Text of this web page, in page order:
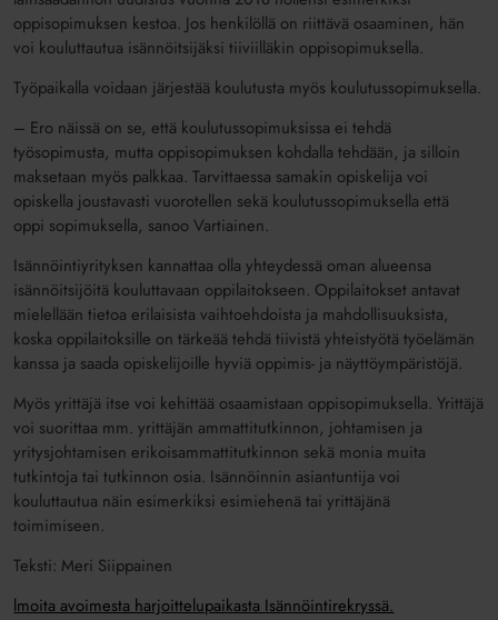
oppisopimuksen kestoa. Jos henkilöllä on riittävä osaaminen, hän
voi kouluttautua isännöitsijäksi tiiviilläkin oppisopimuksella.
Työpaikalla voidaan järjestää koulutusta myös koulutussopimuksella.
– Ero näissä on se, että koulutussopimuksissa ei tehdä
työsopimusta, mutta oppisopimuksen kohdalla tehdään, ja silloin
maksetaan myös palkkaa. Tarvittaessa samakin opiskelija voi
opiskella joustavasti vuorotellen sekä koulutussopimuksella että
oppi sopimuksella, sanoo Vartiainen.
Isännöintiyrityksen kannattaa olla yhteydessä oman alueensa
isännöitsijöitä kouluttavaan oppilaitokseen. Oppilaitokset antavat
mielellään tietoa erilaisista vaihtoehdoista ja mahdollisuuksista,
koska oppilaitoksille on tärkeää tehdä tiivistä yhteistyötä työelämän
kanssa ja saada opiskelijoille hyviä oppimis- ja näyttöympäristöjä.
Myös yrittäjä itse voi kehittää osaamistaan oppisopimuksella. Yrittäjä
voi suorittaa mm. yrittäjän ammattitutkinnon, johtamisen ja
yritysjohtamisen erikoisammattitutkinnon sekä monia muita
tutkintoja tai tutkinnon osia. Isännöinnin asiantuntija voi
kouluttautua näin esimerkiksi esimiehenä tai yrittäjänä
toimimiseen.
Teksti: Meri Siippainen
lmoita avoimesta harjoittelupaikasta Isännöintirekryssä.